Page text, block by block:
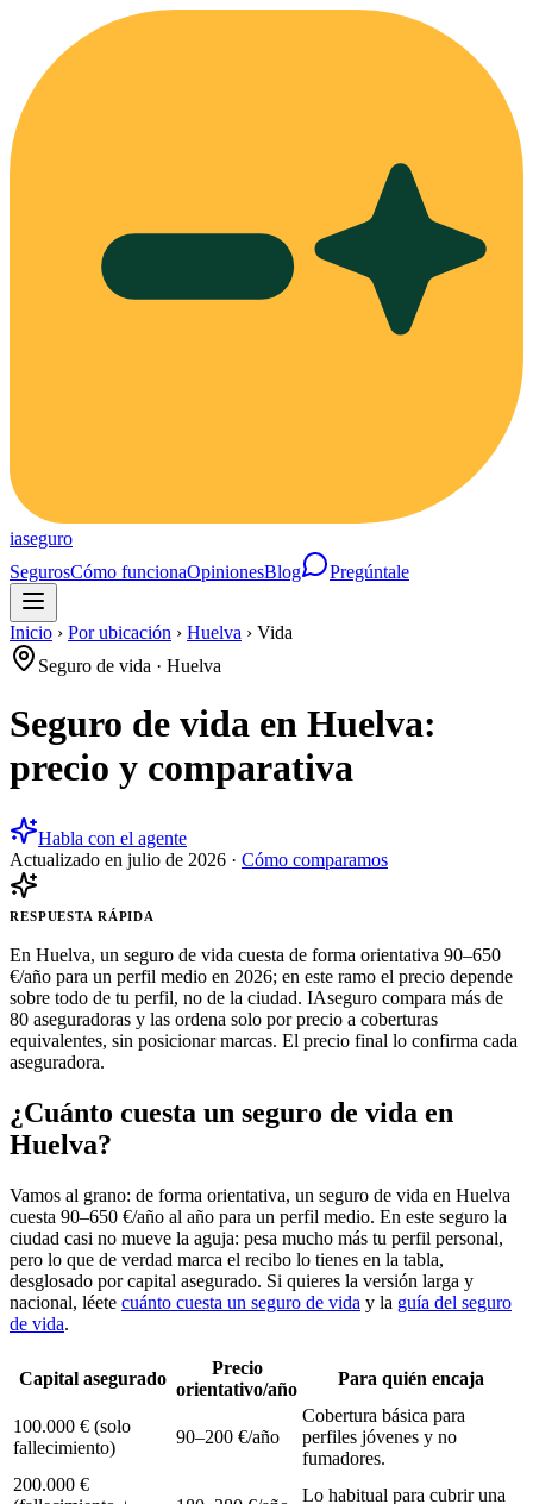
iaseguro
SegurosCómo funcionaOpinionesBlog Pregúntale
Inicio › Por ubicación › Huelva › Vida
Seguro de vida · Huelva
Seguro de vida en Huelva:
precio y comparativa
Habla con el agente
Actualizado en julio de 2026 · Cómo comparamos
RESPUESTA RÁPIDA
En Huelva, un seguro de vida cuesta de forma orientativa 90–650
€/año para un perfil medio en 2026; en este ramo el precio depende
sobre todo de tu perfil, no de la ciudad. IAseguro compara más de
80 aseguradoras y las ordena solo por precio a coberturas
equivalentes, sin posicionar marcas. El precio final lo confirma cada
aseguradora.
¿Cuánto cuesta un seguro de vida en
Huelva?
Vamos al grano: de forma orientativa, un seguro de vida en Huelva
cuesta 90–650 €/año al año para un perfil medio. En este seguro la
ciudad casi no mueve la aguja: pesa mucho más tu perfil personal,
pero lo que de verdad marca el recibo lo tienes en la tabla,
desglosado por capital asegurado. Si quieres la versión larga y
nacional, léete cuánto cuesta un seguro de vida y la guía del seguro
de vida.
Capital asegurado
Precio
orientativo/año
Para quién encaja
100.000 € (solo
fallecimiento)
90–200 €/año
Cobertura básica para
perfiles jóvenes y no
fumadores.
200.000 €
Lo habitual para cubrir una